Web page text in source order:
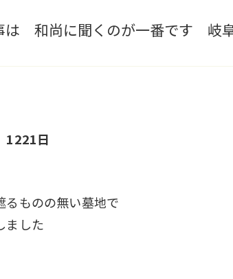
は 和尚に聞くのが一番です 岐
日
ものの無い墓地で
ました